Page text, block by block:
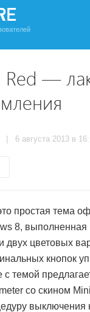
Red —
| 6 августа 2013 в
простая тема
8, выполненная
двух цветовых
кнопок
темой
со скином
выключения